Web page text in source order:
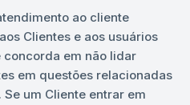
ao cliente
Clientes e aos usuários
em não lidar
em questões relacionadas
um Cliente entrar em